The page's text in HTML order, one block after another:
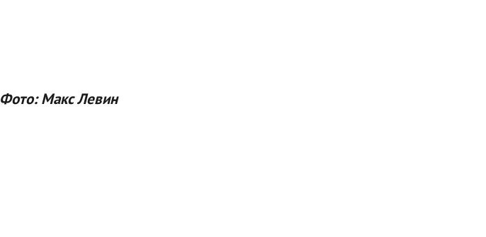
Фото: Макс Левин